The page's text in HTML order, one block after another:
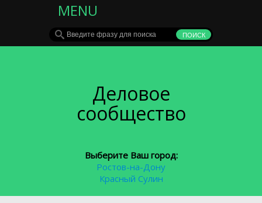
MENU
Деловое
сообщество
Выберите Ваш город:
Ростов-на-Дону
Красный Сулин